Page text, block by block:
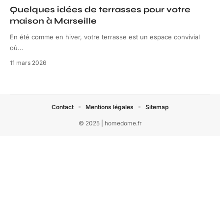
Quelques idées de terrasses pour votre
maison à Marseille
En été comme en hiver, votre terrasse est un espace convivial
où…
11 mars 2026
© 2025 | homedome.fr
Contact Mentions légales Sitemap